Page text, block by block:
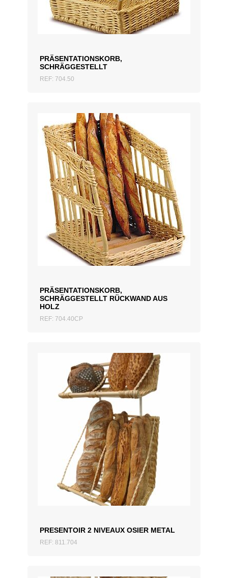
PRÄSENTATIONSKORB,
SCHRÄGGESTELLT
REF: 704.50
PRÄSENTATIONSKORB,
SCHRÄGGESTELLT RÜCKWAND AUS
HOLZ
REF: 704.40CP
ZUM ANGEBOT HINZUFÜGEN
PRESENTOIR 2 NIVEAUX OSIER METAL
REF: 811.704
ZUM ANGEBOT HINZUFÜGEN